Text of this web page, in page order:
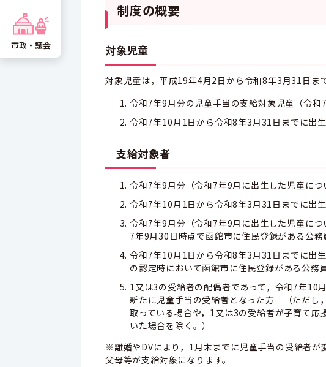
制度の概要
対象児童
対象児童は，平成19年4月2日から令和8年3月31日ま
令和7年9月分の児童手当の支給対象児童（令和
令和7年10月1日から令和8年3月31日までに出
支給対象者
令和7年9月分（令和7年9月に出生した児童に
令和7年10月1日から令和8年3月31日までに出
令和7年9月分（令和7年9月に出生した児童に
7年9月30日時点で函館市に住民登録がある公務
令和7年10月1日から令和8年3月31日までに出
の認定時において函館市に住民登録がある公務
1又は3の受給者の配偶者であって，令和7年10
新たに児童手当の受給者となった方 （ただし
取っている場合や，1又は3の受給者が子育て
いた場合を除く。）
※離婚やDVにより，1月末までに児童手当の受給者
父母等が支給対象になります。
市政・議会